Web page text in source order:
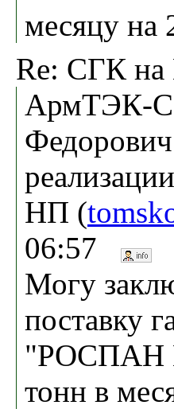
месяцу на
Re: СГК
АрмТЭК-
Федорович
НП (
06:57
Могу
поставку
"РОСПАН
тонн в